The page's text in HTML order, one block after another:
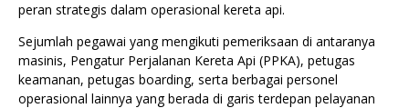
peran strategis dalam operasional kereta api.
Sejumlah pegawai yang mengikuti pemeriksaan di antaranya
masinis, Pengatur Perjalanan Kereta Api (PPKA), petugas
keamanan, petugas boarding, serta berbagai personel
operasional lainnya yang berada di garis terdepan pelayanan